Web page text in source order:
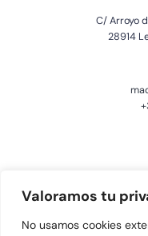
Valoramos tu
No usamos cookies
C/ Arroyo
28914